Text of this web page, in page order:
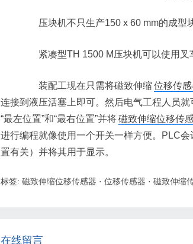
压块机不只生产150 x 60 mm的成型
紧凑型TH 1500 M压块机可以使用叉
装配工现在只需将磁致伸缩位移传感
连接到液压活塞上即可。然后电气工程人员
“最左位置”和“最右位置”并将磁致伸缩位移传
进行编程就像使用一个开关一样方便。PLC
置有关）并将其用于显示。
标签: 磁致伸缩位移传感器 · 位移传感器 · 磁致伸缩
在线留言